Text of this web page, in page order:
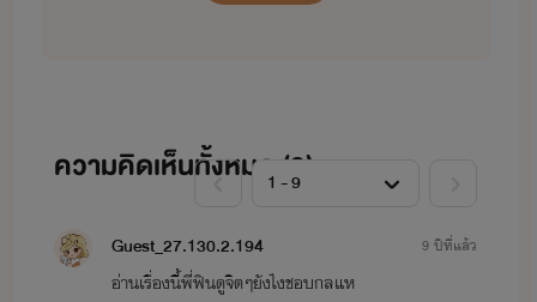
ความคิดเห็นทั้งหมด (9)
Guest_27.130.2.194
อ่านเรื่องนี้พี่ฟินดูจิตๆยังไงชอบกลแห
9 ปีที่แล้ว